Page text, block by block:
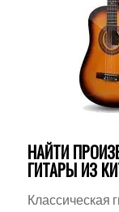
НАЙТИ
ГИТАРЫ ИЗ
Классическая